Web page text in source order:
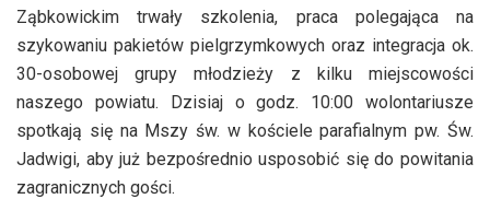
Ząbkowickim trwały szkolenia, praca polegająca na
szykowaniu pakietów pielgrzymkowych oraz integracja ok.
30-osobowej grupy młodzieży z kilku miejscowości
naszego powiatu. Dzisiaj o godz. 10:00 wolontariusze
spotkają się na Mszy św. w kościele parafialnym pw. Św.
Jadwigi, aby już bezpośrednio usposobić się do powitania
zagranicznych gości.